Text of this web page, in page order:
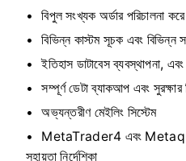
বিপুল সংখ্যক অর্ডার পরিচালনা করে
বিভিন্ন কাস্টম সূচক এবং বিভিন্ন
ইতিহাস ডাটাবেস ব্যবস্থাপনা,
সম্পূর্ণ ডেটা ব্যাকআপ এবং সুরক্ষার
অভ্যন্তরীণ মেইলিং সিস্টেম
MetaTrader4 এবং
সহায়তা নির্দেশিকা